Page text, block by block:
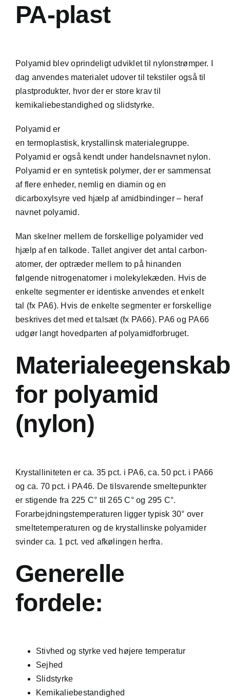
PA-plast
Polyamid blev oprindeligt udviklet til nylonstrømper. I
dag anvendes materialet udover til tekstiler også til
plastprodukter, hvor der er store krav til
kemikaliebestandighed og slidstyrke.
Polyamid er
en termoplastisk, krystallinsk materialegruppe.
Polyamid er også kendt under handelsnavnet nylon.
Polyamid er en syntetisk polymer, der er sammensat
af flere enheder, nemlig en diamin og en
dicarboxylsyre ved hjælp af amidbindinger – heraf
navnet polyamid.
Man skelner mellem de forskellige polyamider ved
hjælp af en talkode. Tallet angiver det antal carbon-
atomer, der optræder mellem to på hinanden
følgende nitrogenatomer i molekylekæden. Hvis de
enkelte segmenter er identiske anvendes et enkelt
tal (fx PA6). Hvis de enkelte segmenter er forskellige
beskrives det med et talsæt (fx PA66). PA6 og PA66
udgør langt hovedparten af polyamidforbruget.
for polyamid
(nylon)
Krystalliniteten er ca. 35 pct. i PA6, ca. 50 pct. i PA66
og ca. 70 pct. i PA46. De tilsvarende smeltepunkter
er stigende fra 225 C° til 265 C° og 295 C°.
Forarbejdningstemperaturen ligger typisk 30° over
smeltetemperaturen og de krystallinske polyamider
svinder ca. 1 pct. ved afkølingen herfra.
Generelle
fordele:
Stivhed og styrke ved højere temperatur
Sejhed
Slidstyrke
Kemikaliebestandighed